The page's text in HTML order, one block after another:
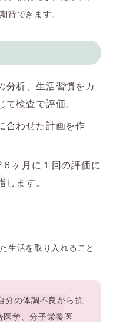
待できます。
分析、生活習慣をカ
て検査で評価。
合わせた計画を作
６ヶ月に１回の評価に
します。
生活を取り入れること
分の体調不良から抗
医学、分子栄養医